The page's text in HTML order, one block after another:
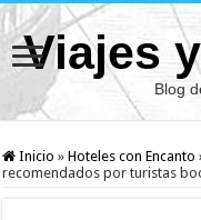
Viajes
Blog
Inicio » Hoteles con Encanto
recomendados por turistas